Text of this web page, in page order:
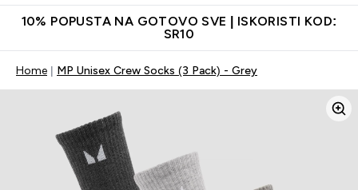
10% POPUSTA NA GOTOVO SVE | ISKORISTI KOD:
SR10
Home MP Unisex Crew Socks (3 Pack) - Grey